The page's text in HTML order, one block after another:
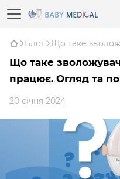
Блог Що таке
Що таке зволожувач
працює. Огляд та
20 січня 2024